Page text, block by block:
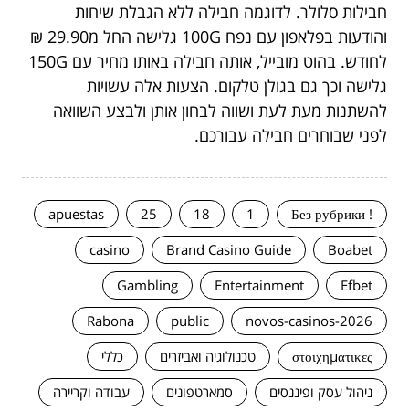
חבילות סלולר. לדוגמה חבילה ללא הגבלת שיחות
והודעות בפלאפון עם נפח 100G גלישה החל מ29.90 ₪
לחודש. בהוט מובייל, אותה חבילה באותו מחיר עם 150G
גלישה וכך גם בגולן טלקום. הצעות אלה עשויות
להשתנות מעת לעת ושווה לבחון אותן ולבצע השוואה
לפני שבוחרים חבילה עבורכם.
! Без рубрики
1
18
25
apuestas
Boabet
Brand Casino Guide
casino
Efbet
Entertainment
Gambling
novos-casinos-2026
public
Rabona
στοιχηματικες
טכנולוגיה ואביזרים
כללי
ניהול עסק ופיננסים
סמארטפונים
עבודה וקריירה